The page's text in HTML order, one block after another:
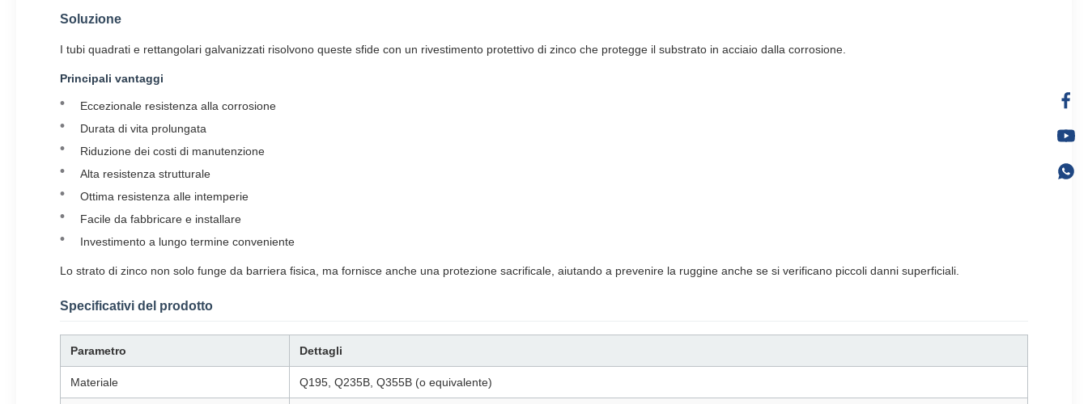
Soluzione
I tubi quadrati e rettangolari galvanizzati risolvono queste sfide con un rivestimento protettivo di zinco che protegge il substrato in acciaio dalla corrosione.
Principali vantaggi
Eccezionale resistenza alla corrosione
Durata di vita prolungata
Riduzione dei costi di manutenzione
Alta resistenza strutturale
Ottima resistenza alle intemperie
Facile da fabbricare e installare
Investimento a lungo termine conveniente
Lo strato di zinco non solo funge da barriera fisica, ma fornisce anche una protezione sacrificale, aiutando a prevenire la ruggine anche se si verificano piccoli danni superficiali.
Specificativi del prodotto
Parametro Dettagli
Materiale Q195, Q235B, Q355B (o equivalente)